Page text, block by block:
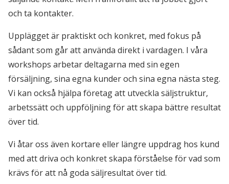
och ta kontakter.
Upplägget är praktiskt och konkret, med fokus på
sådant som går att använda direkt i vardagen. I våra
workshops arbetar deltagarna med sin egen
försäljning, sina egna kunder och sina egna nästa steg.
Vi kan också hjälpa företag att utveckla säljstruktur,
arbetssätt och uppföljning för att skapa bättre resultat
över tid.
Vi åtar oss även kortare eller längre uppdrag hos kund
med att driva och konkret skapa förståelse för vad som
krävs för att nå goda säljresultat över tid.